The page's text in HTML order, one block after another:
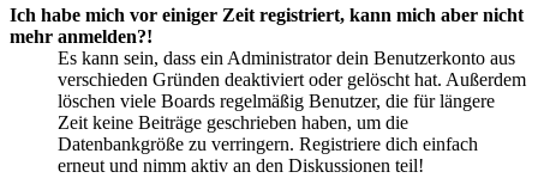
Ich habe mich vor einiger Zeit registriert, kann mich aber nicht
mehr anmelden?!
Es kann sein, dass ein Administrator dein Benutzerkonto aus
verschieden Gründen deaktiviert oder gelöscht hat. Außerdem
löschen viele Boards regelmäßig Benutzer, die für längere
Zeit keine Beiträge geschrieben haben, um die
Datenbankgröße zu verringern. Registriere dich einfach
erneut und nimm aktiv an den Diskussionen teil!